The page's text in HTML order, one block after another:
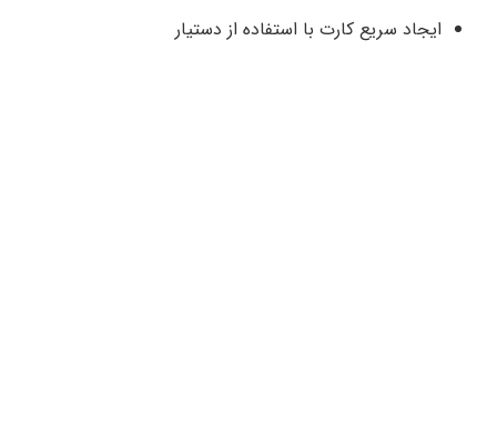
ایجاد سریع کارت با استفاده از دستیار